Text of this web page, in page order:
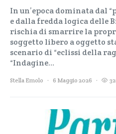
In un’epoca dominata dal
e dalla fredda logica delle
rischia di smarrire la
soggetto libero a oggetto
scenario di “eclissi della
“Indagine…
Stella Emolo 6 Maggio 2026